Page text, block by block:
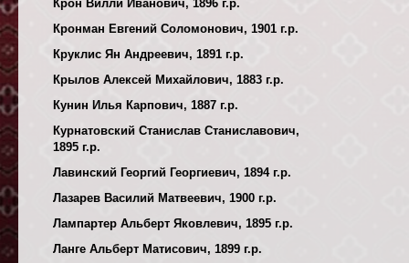
Крон Вилли Иванович, 1896 г.р.
Кронман Евгений Соломонович, 1901 г.р.
Круклис Ян Андреевич, 1891 г.р.
Крылов Алексей Михайлович, 1883 г.р.
Кунин Илья Карпович, 1887 г.р.
Курнатовский Станислав Станиславович,
1895 г.р.
Лавинский Георгий Георгиевич, 1894 г.р.
Лазарев Василий Матвеевич, 1900 г.р.
Лампартер Альберт Яковлевич, 1895 г.р.
Ланге Альберт Матисович, 1899 г.р.